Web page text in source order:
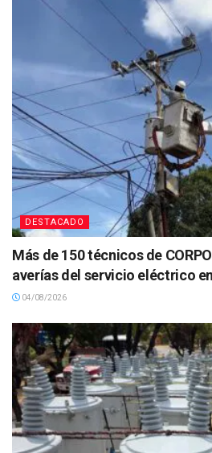
DESTACADO
Más de 150 técnicos de
averías del servicio eléctrico
04/08/2026